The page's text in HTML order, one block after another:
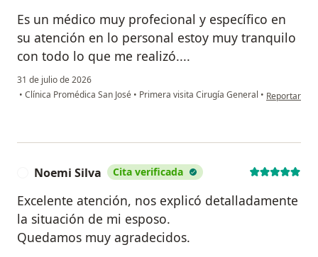
Es un médico muy profecional y específico en
su atención en lo personal estoy muy tranquilo
con todo lo que me realizó....
31 de julio de 2026
• Clínica Promédica San José • Primera visita Cirugía General • en opinión
Reportar
Noemi Silva Cita verificada
Excelente atención, nos explicó detalladamente
la situación de mi esposo.
Quedamos muy agradecidos.